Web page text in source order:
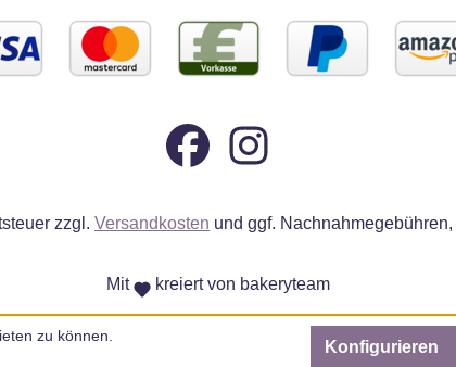
zzgl. Versandkosten und ggf.
Mit kreiert von bakeryteam
zu können.
Konfigurieren